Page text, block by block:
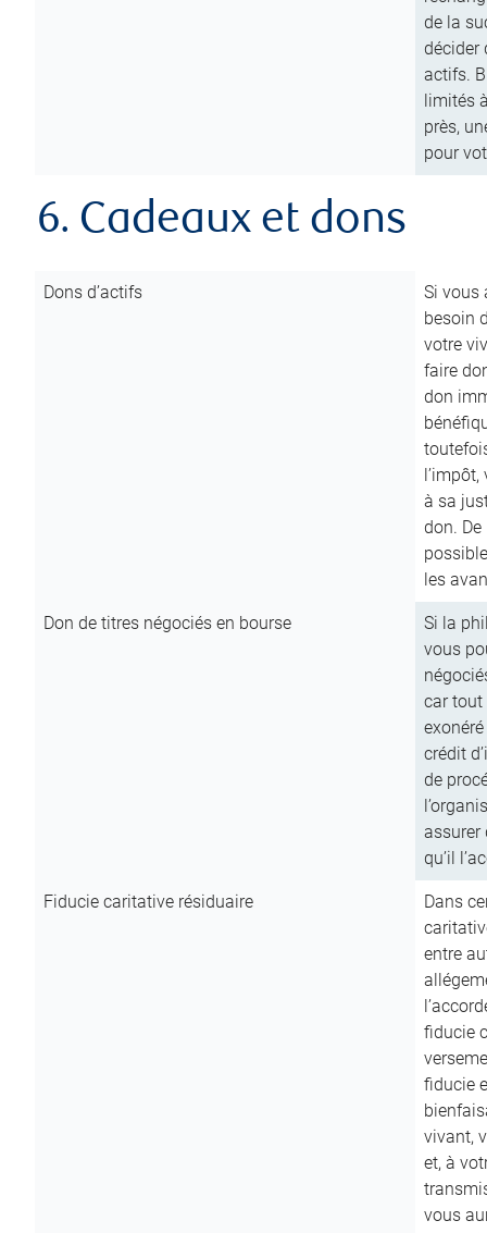
de la
décider
actifs.
limités
près,
pour
6. Cadeaux et dons
Dons d’actifs
Si vous
besoin
votre
faire
don
à sa
don.
les
Don de titres négociés en bourse
Si la
vous
car tout
crédit
de
assurer
qu’il
Fiducie caritative résiduaire
Dans
entre
fiducie
fiducie
vivant,
et, à
vous